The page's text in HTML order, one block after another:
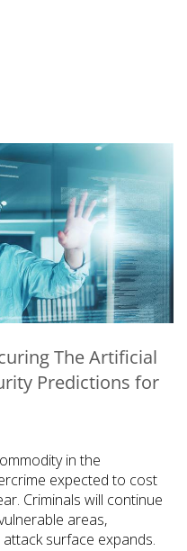
The Artificial
Predictions for
in the
expected to cost
Criminals will continue
areas,
surface expands.